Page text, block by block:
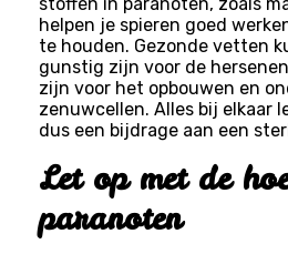
helpen je spieren goed
te houden. Gezonde vetten
gunstig zijn voor de
zijn voor het opbouwen en
zenuwcellen. Alles bij elkaar
dus een bijdrage aan een
Let op met de
paranoten